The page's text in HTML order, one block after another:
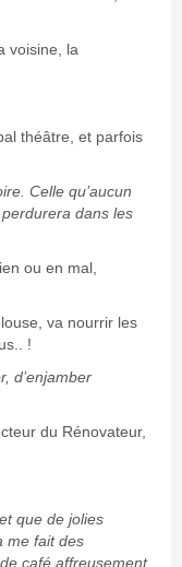
voisine, la
théâtre, et parfois
Celle qu’aucun
dans les
ou en mal,
va nourrir les
!
d’enjamber
du Rénovateur,
que de jolies
me fait des
café affreusement